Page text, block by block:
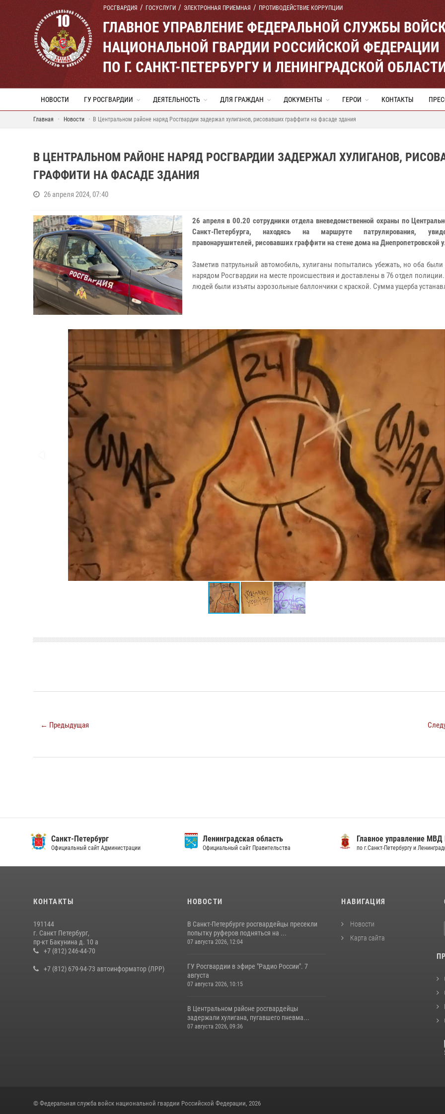
РОСГВАРДИЯ ГОСУСЛУГИ ЭЛЕКТРОННАЯ ПРИЕМНАЯ ПРОТИВОДЕЙСТВИЕ КОРРУПЦИИ
ГЛАВНОЕ УПРАВЛЕНИЕ ФЕДЕРАЛЬНОЙ СЛУЖБЫ
НАЦИОНАЛЬНОЙ ГВАРДИИ РОССИЙСКОЙ ФЕДЕРАЦИИ
ПО Г. САНКТ-ПЕТЕРБУРГУ И ЛЕНИНГРАДСКОЙ
НОВОСТИ ГУ РОСГВАРДИИ ДЕЯТЕЛЬНОСТЬ ДЛЯ ГРАЖДАН ДОКУМЕНТЫ ГЕРОИ КОНТАКТЫ
Главная Новости В Центральном районе наряд Росгвардии задержал хулиганов, рисовавших граффити на фасаде здания
В ЦЕНТРАЛЬНОМ РАЙОНЕ НАРЯД РОСГВАРДИИ ЗАДЕРЖАЛ ХУЛИГАНОВ,
ГРАФФИТИ НА ФАСАДЕ ЗДАНИЯ
26 апреля 2024, 07:40
26 апреля в 00.20 сотрудники отдела вневедомственной охраны по
Санкт-Петербурга, находясь на маршруте патрулирования,
правонарушителей, рисовавших граффити на стене дома на Днепропетровской
Заметив патрульный автомобиль, хулиганы попытались убежать, но оба
нарядом Росгвардии на месте происшествия и доставлены в 76 отдел
людей были изъяты аэрозольные баллончики с краской. Сумма ущерба
← Предыдущая
Санкт-Петербург
Официальный сайт Администрации
Ленинградская область
Официальный сайт Правительства
Главное управление МВД
по г.Санкт-Петербургу и
КОНТАКТЫ
191144
г. Санкт Петербург,
пр-кт Бакунина д. 10 а
+7 (812) 246-44-70
+7 (812) 679-94-73 автоинформатор (ЛРР)
НОВОСТИ
В Санкт-Петербурге росгвардейцы пресекли
попытку руферов подняться на ...
07 августа 2026, 12:04
ГУ Росгвардии в эфире "Радио России". 7
августа
07 августа 2026, 10:15
В Центральном районе росгвардейцы
задержали хулигана, пугавшего пневма...
07 августа 2026, 09:36
НАВИГАЦИЯ
Новости
Карта сайта
© Федеральная служба войск национальной гвардии Российской Федерации, 2026